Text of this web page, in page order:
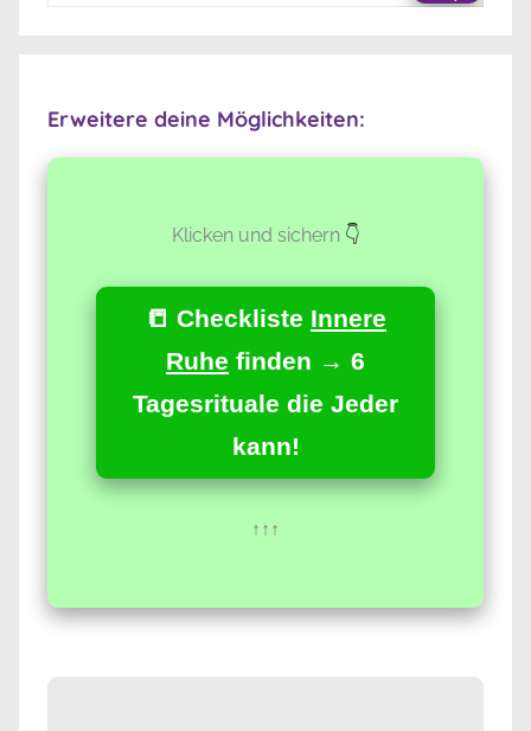
Erweitere deine Möglichkeiten:
Klicken und sichern👇
📒 Checkliste Innere
Ruhe finden → 6
Tagesrituale die Jeder
kann!
↑↑↑